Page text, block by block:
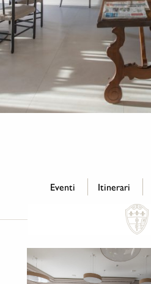
Eventi Itinerari